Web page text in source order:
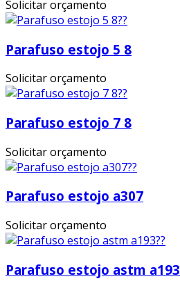
Solicitar orçamento
Parafuso estojo 5 8
Solicitar orçamento
Parafuso estojo 7 8
Solicitar orçamento
Parafuso estojo a307
Solicitar orçamento
Parafuso estojo astm a193